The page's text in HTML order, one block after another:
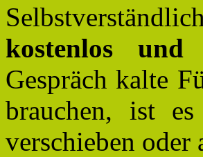
kostenlos und
Gespräch kalte
brauchen, ist
verschieben oder